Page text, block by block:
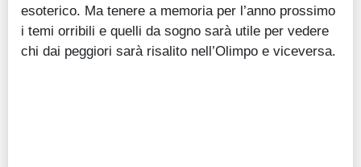
esoterico. Ma tenere a memoria per l’anno prossimo
i temi orribili e quelli da sogno sarà utile per vedere
chi dai peggiori sarà risalito nell’Olimpo e viceversa.